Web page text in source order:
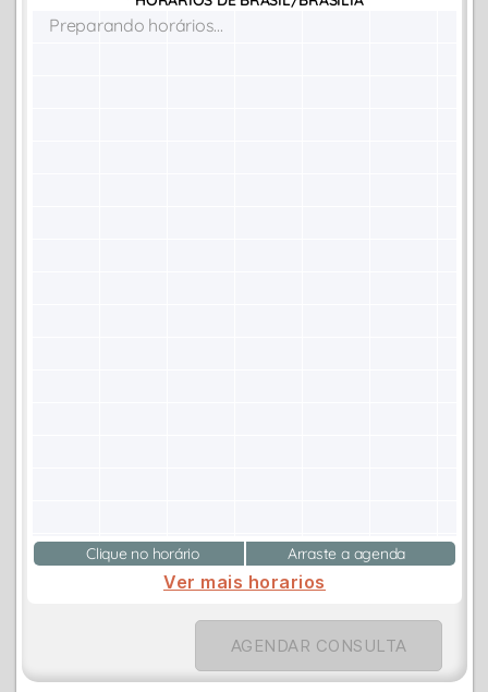
Preparando horários...
Clique no horário Arraste a agenda
Ver mais horarios
AGENDAR CONSULTA